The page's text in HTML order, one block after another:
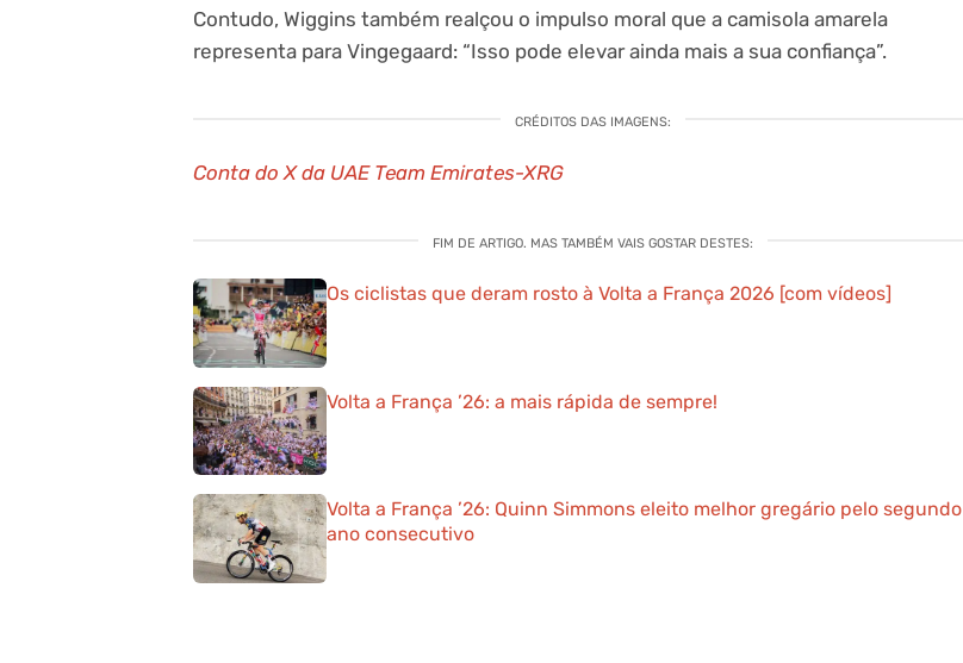
Contudo, Wiggins também realçou o impulso moral que a camisola amarela
representa para Vingegaard: “Isso pode elevar ainda mais a sua confiança”.
CRÉDITOS DAS IMAGENS:
Conta do X da UAE Team Emirates-XRG
FIM DE ARTIGO. MAS TAMBÉM VAIS GOSTAR DESTES:
Os ciclistas que deram rosto à Volta a França 2026 [com vídeos]
Volta a França ’26: a mais rápida de sempre!
Volta a França ’26: Quinn Simmons eleito melhor gregário pelo segundo
ano consecutivo